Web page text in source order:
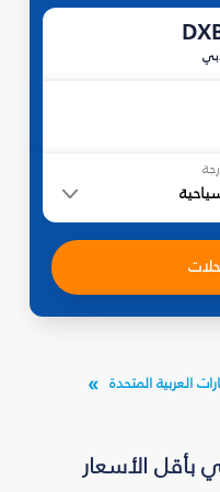
العربية المتحدة
بأقل الأسعار